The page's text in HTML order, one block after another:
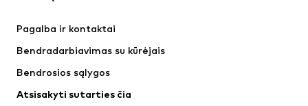
WE Fashion
Pagalba ir kontaktai
Bendradarbiavimas su kūrėjais
Bendrosios sąlygos
Atsisakyti sutarties čia